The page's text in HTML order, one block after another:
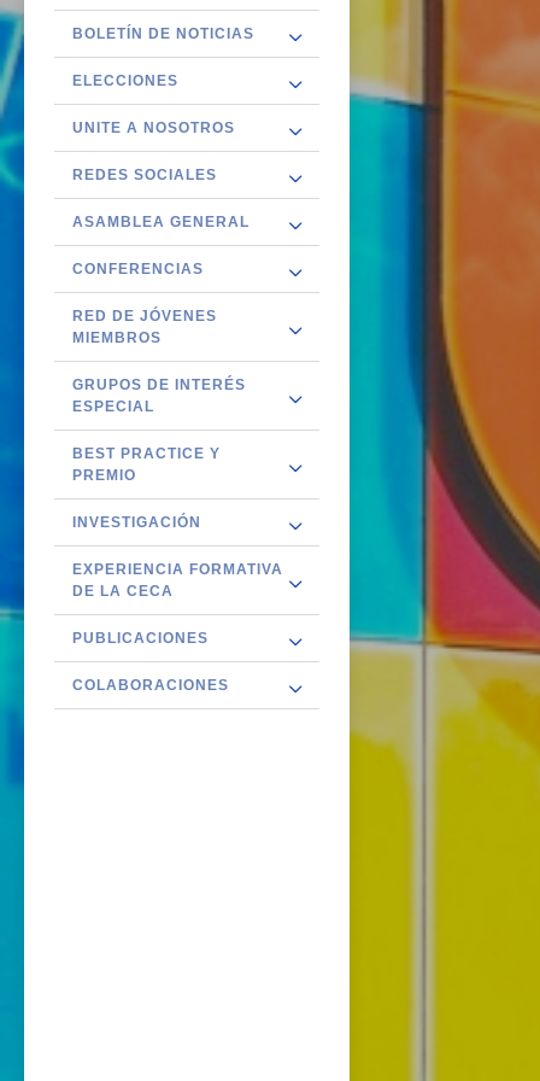
BOLETÍN DE NOTICIAS
ELECCIONES
UNITE A NOSOTROS
REDES SOCIALES
ASAMBLEA GENERAL
CONFERENCIAS
RED DE JÓVENES
MIEMBROS
GRUPOS DE INTERÉS
ESPECIAL
BEST PRACTICE Y
PREMIO
INVESTIGACIÓN
EXPERIENCIA FORMATIVA
DE LA CECA
PUBLICACIONES
COLABORACIONES